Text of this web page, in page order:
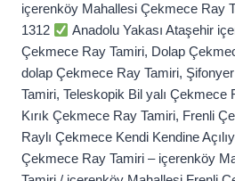
içerenköy Mahallesi Çekmece Ray
1312
Anadolu Yakası Ataşehir
Çekmece Ray Tamiri, Dolap
dolap Çekmece Ray Tamiri,
Tamiri, Teleskopik Bil yalı Çekmece
Kırık Çekmece Ray Tamiri, Frenli
Raylı Çekmece Kendi Kendine
Çekmece Ray Tamiri – içerenköy